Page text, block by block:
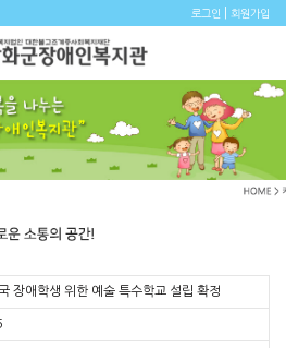
로그인 회원가입
장애학생 위한 예술 특수학교 설립 확정